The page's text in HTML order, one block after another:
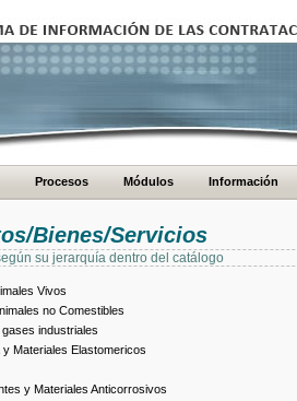
Procesos Módulos Información
Bienes/Servicios
su jerarquía dentro del catálogo
Vivos
no Comestibles
industriales
Materiales Elastomericos
y Materiales Anticorrosivos